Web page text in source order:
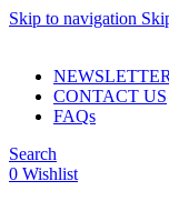
Skip to navigation
NEWSLETTER
CONTACT US
FAQs
Search
0 Wishlist